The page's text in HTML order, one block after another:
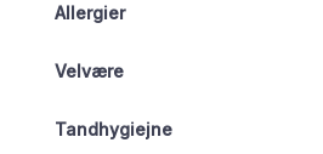
Allergier
Velvære
Tandhygiejne